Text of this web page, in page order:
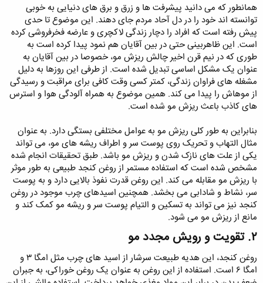
همانطور که می دانید پیشرفت ها و زرق و برق های دنیایی به خوبی
توانسته اند خود را در دل آحاد مردم جای دهند. این موضوع تا حدی
پیش رفته است که افراد را دچار زندگی لاکچری و عارضه فخرفروشی کرده
است. این ظاهربینی حتی در بین آقایان هم نمود پیدا کرده است به
طوری که در نیم قرن اخیر چالش ریزش مو، خصوصا در بین آقایان به
عنوان یک مشکل اساسی تبدیل شده است. از طرفی این روزها به دلیل
مشغله ‌های فراوان زندگی، کمتر کسی وقت کافی برای مراقبت و رسیدگی
از موهاش را پیدا می کند. همین موضوع به همراه آلودگی هوا و استرس
های کاذب باعث ریزش مو شده است.
بنابراین به طور کلی ریزش مو به عوامل مختلفی بستگی دارد. به عنوان
مثال التهاب و تحریک روی پوست سر و اطراف ریشه‌ های مو، می تواند
یکی از علت های نازک شدن و ریزش مو باشد. طبق تحقیقات انجام شده
مشخص شده است که استفاده مستمر از روغن کنجد طبیعی به طور موثر
با ریزش مو مقابله می کند. این روغن قدرت نفوذ بالایی دارد و به پوست
سر، نشاط و شادابی می بخشد. همچنین اسیدهای چرب موجود در روغن
کنجد نیز می تواند به تسکین و التیام پوست سر و ریشه مو کمک کند و
مانع از ریزش مو می شود.
۲. تقویت و رویش مجدد مو​
روغن کنجد، این هدیه طبیعت سرشار از اسید های چرب مثل امگا ۳ و
امگا ۶ است. استفاده از این روغن به عنوان یک روغن خوراکی، به جبران